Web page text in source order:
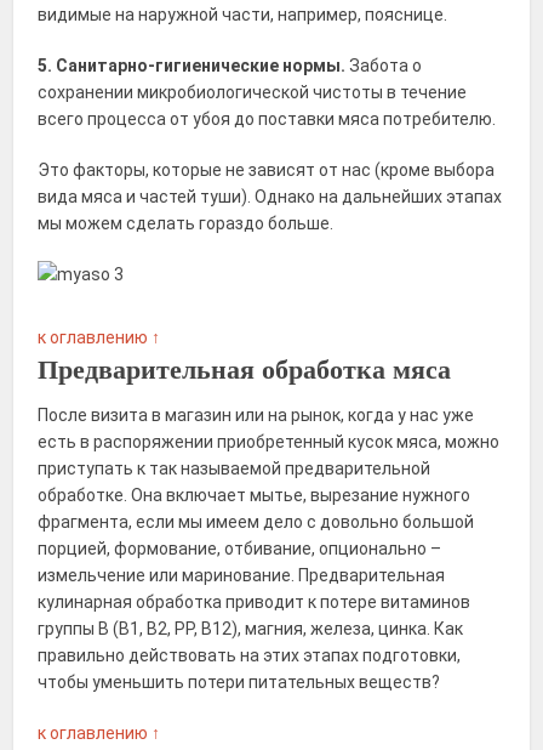
видимые на наружной части, например, пояснице.
5. Санитарно-гигиенические нормы.Забота о
сохранении микробиологической чистоты в течение
всего процесса от убоя до поставки мяса потребителю.
Это факторы, которые не зависят от нас (кроме выбора
вида мяса и частей туши). Однако на дальнейших этапах
мы можем сделать гораздо больше.
к оглавлению ↑
Предварительная обработка мяса
После визита в магазин или на рынок, когда у нас уже
есть в распоряжении приобретенный кусок мяса, можно
приступать к так называемой предварительной
обработке. Она включает мытье, вырезание нужного
фрагмента, если мы имеем дело с довольно большой
порцией, формование, отбивание, опционально –
измельчение или маринование. Предварительная
кулинарная обработка приводит к потере витаминов
группы B (В1, В2, PP, B12), магния, железа, цинка. Как
правильно действовать на этих этапах подготовки,
чтобы уменьшить потери питательных веществ?
к оглавлению ↑